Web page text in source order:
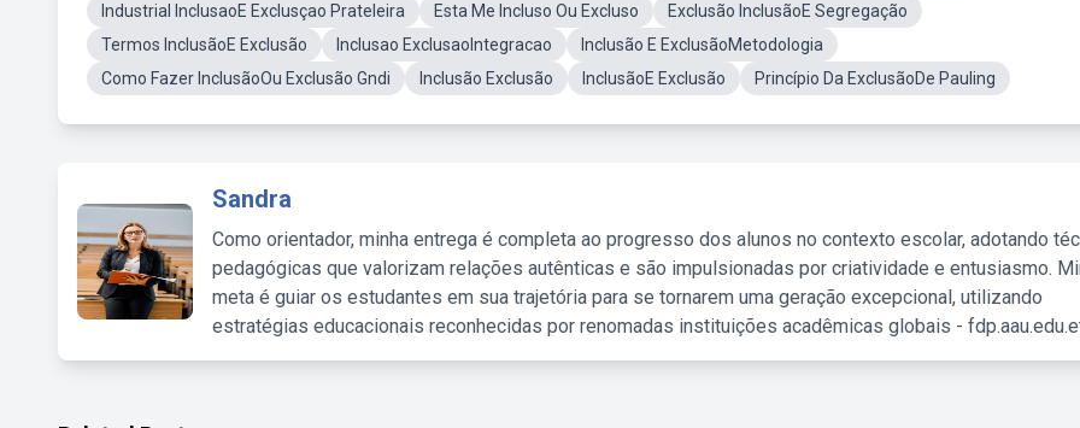
Industrial InclusaoE Exclusçao Prateleira
Esta Me Incluso Ou Excluso
Exclusão InclusãoE Segregação
Termos InclusãoE Exclusão
Inclusao ExclusaoIntegracao
Inclusão E ExclusãoMetodologia
Como Fazer InclusãoOu Exclusão Gndi
Inclusão Exclusão InclusãoE Exclusão Princípio Da ExclusãoDe Pauling
Sandra
Como orientador, minha entrega é completa ao progresso dos alunos no contexto escolar, adotando
pedagógicas que valorizam relações autênticas e são impulsionadas por criatividade e entusiasmo.
meta é guiar os estudantes em sua trajetória para se tornarem uma geração excepcional, utilizando
estratégias educacionais reconhecidas por renomadas instituições acadêmicas globais -